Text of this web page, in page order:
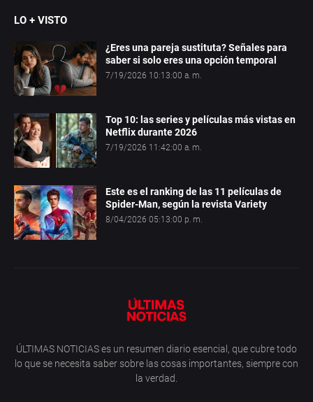
LO + VISTO
¿Eres una pareja sustituta? Señales para
saber si solo eres una opción temporal
7/19/2026 10:13:00 a. m.
Top 10: las series y películas más vistas en
Netflix durante 2026
7/19/2026 11:42:00 a. m.
Este es el ranking de las 11 películas de
Spider-Man, según la revista Variety
8/04/2026 05:13:00 p. m.
ÚLTIMAS NOTICIAS es un resumen diario esencial, que cubre todo
lo que se necesita saber sobre las cosas importantes, siempre con
la verdad.